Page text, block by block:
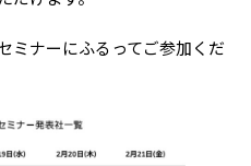
ミナーにふるってご参加くだ